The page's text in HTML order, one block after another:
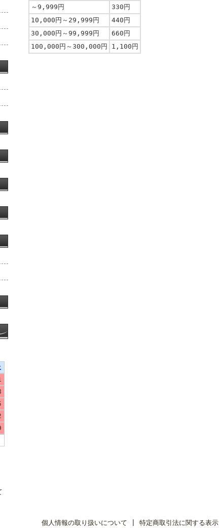
～9,999円
330円
10,000円～29,999円
440円
30,000円～99,999円
660円
100,000円～300,000円
1,100円
個人情報の取り扱いについて 特定商取引法に関する表示